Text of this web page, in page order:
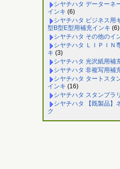
シヤチハタ データーネ
インキ (6)
シヤチハタ ビジネス用
型B型E型用補充インキ (6)
シヤチハタ その他のイ
シヤチハタ ＬＩＰＩＮ
キ (3)
シヤチハタ 光沢紙用補
シヤチハタ 非複写用補
シヤチハタ タートスタ
インキ (16)
シヤチハタ スタンプラ
シヤチハタ 【既製品】
ク